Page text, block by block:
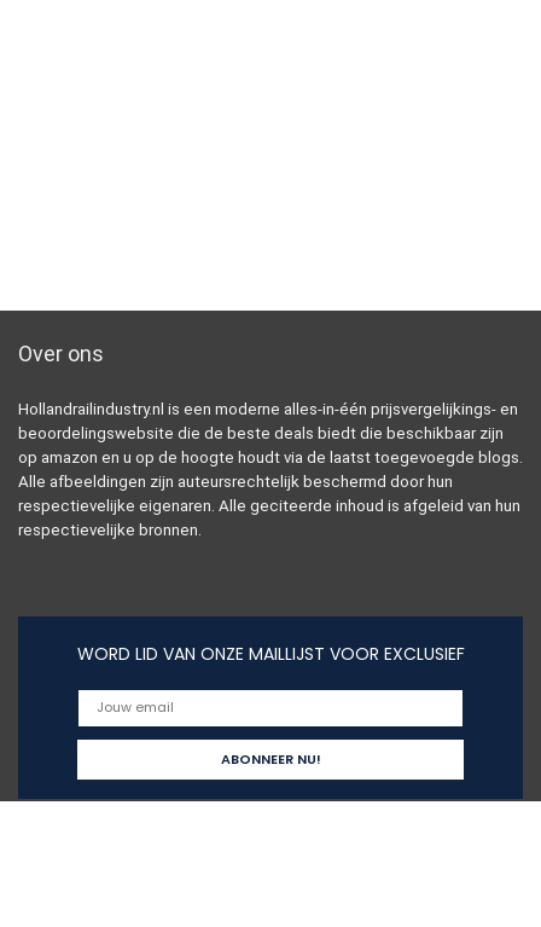
Over ons
Hollandrailindustry.nl is een moderne alles-in-één prijsvergelijkings- en
beoordelingswebsite die de beste deals biedt die beschikbaar zijn
op amazon en u op de hoogte houdt via de laatst toegevoegde blogs.
Alle afbeeldingen zijn auteursrechtelijk beschermd door hun
respectievelijke eigenaren. Alle geciteerde inhoud is afgeleid van hun
respectievelijke bronnen.
WORD LID VAN ONZE MAILLIJST VOOR EXCLUSIEF